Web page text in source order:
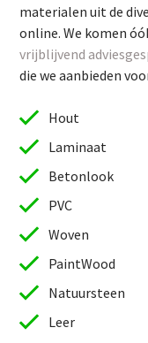
materialen uit de
online. We komen
vrijblijvend
die we aanbieden
Hout
Laminaat
Betonlook
PVC
Woven
PaintWood
Natuursteen
Leer